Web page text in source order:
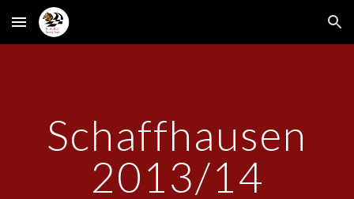
Skip to main content Skip to navigation
Schaffhausen
2013/14